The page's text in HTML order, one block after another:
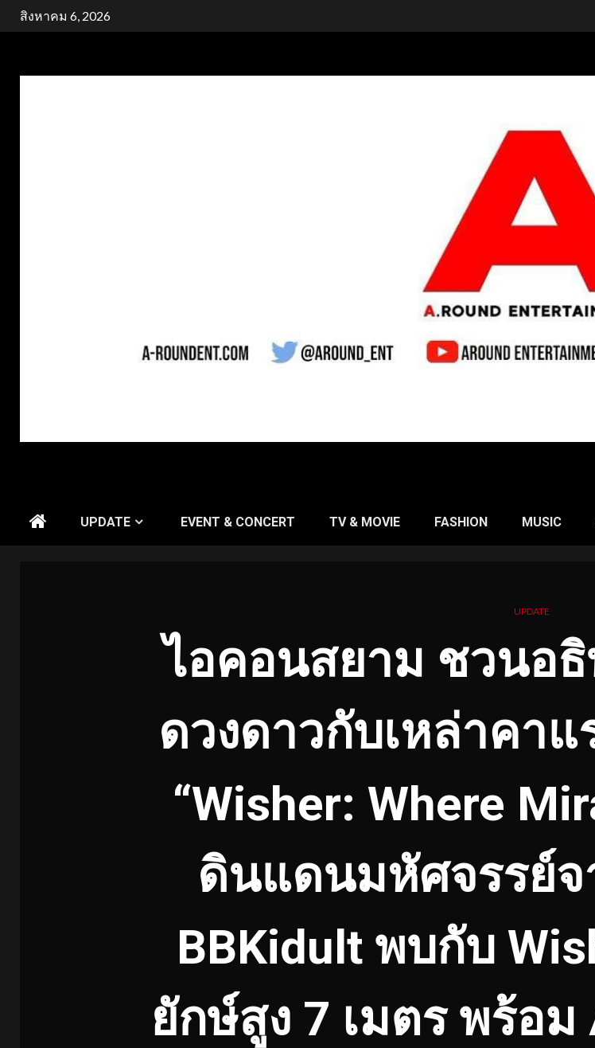
Skipสิงหาคม 6, 2026
UPDATE EVENT & CONCERT TV & MOVIE FASHION MUSIC
UPDATE
ไอคอนสยาม ชวนอ
ดวงดาวกับเหล่าคา
“Wisher: Where
ดินแดนมหัศจรรย์จ
BBKidult พบกับ
ยักษ์สูง 7 เมตร พร้อม